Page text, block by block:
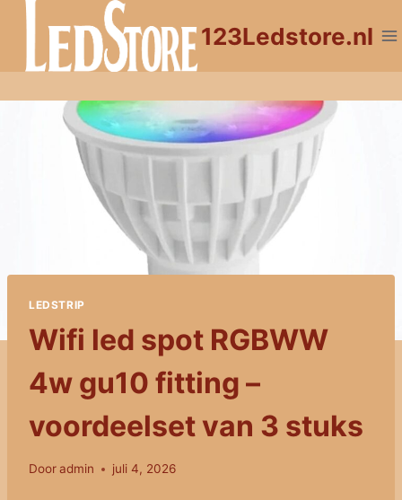
Doorgaan
inhoud
123Ledstore.nl
LEDSTRIP
Wifi led spot RGBWW
4w gu10 fitting –
voordeelset van 3 stuks
Dooradmin juli 4, 2026